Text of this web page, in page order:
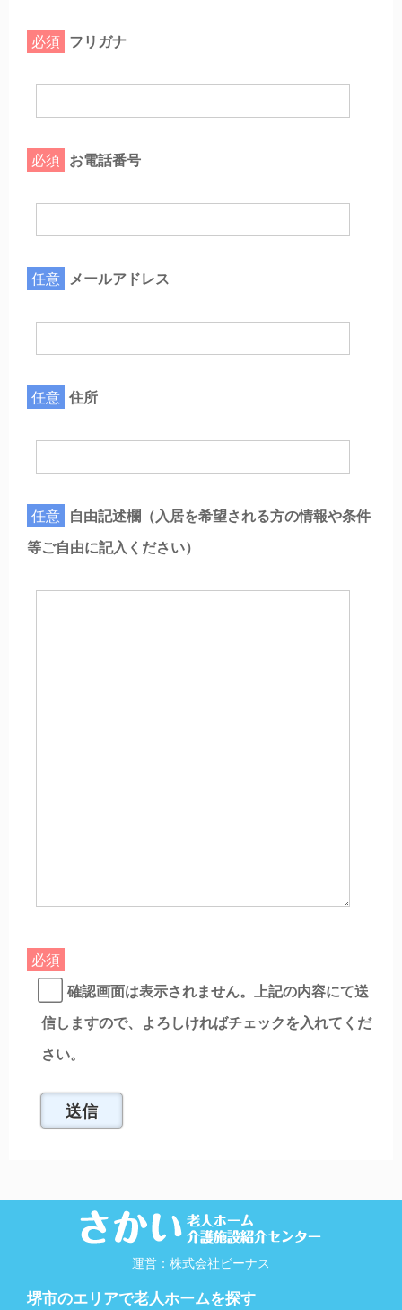
必須 フリガナ
必須 お電話番号
任意 メールアドレス
任意 住所
任意 自由記述欄（入居を希望される方の情報や条件
等ご自由に記入ください）
必須
確認画面は表示されません。上記の内容にて送
信しますので、よろしければチェックを入れてくだ
さい。
運営：株式会社ビーナス
堺市のエリアで老人ホームを探す